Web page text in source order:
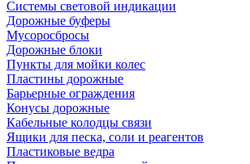
Системы световой индикации
Дорожные буферы
Мусоросбросы
Дорожные блоки
Пункты для мойки колес
Пластины дорожные
Барьерные ограждения
Конусы дорожные
Кабельные колодцы связи
Ящики для песка, соли и реагентов
Пластиковые ведра